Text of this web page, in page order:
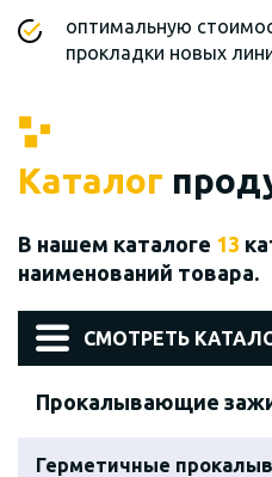
оптимальную
прокладки новых
Каталог
В нашем каталоге 13
наименований товара.
СМОТРЕТЬ
Прокалывающие
Герметичные